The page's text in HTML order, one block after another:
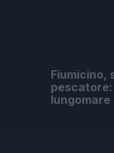
Fiumicino,
lungomare